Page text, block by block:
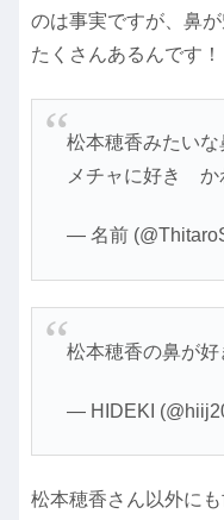
のは事実ですが、鼻
たくさんあるんです！
松本穂香みたい
メチャに好き か
— 名前
松本穂香の鼻が好
— HIDEKI
松本穂香さん以外に